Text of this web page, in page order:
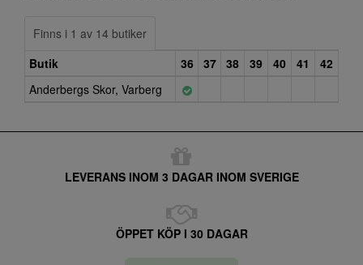
Finns i 1 av 14 butiker
Butik
36 37 38 39 40 41
42
Anderbergs Skor, Varberg
LEVERANS INOM 3 DAGAR INOM SVERIGE
ÖPPET KÖP I 30 DAGAR